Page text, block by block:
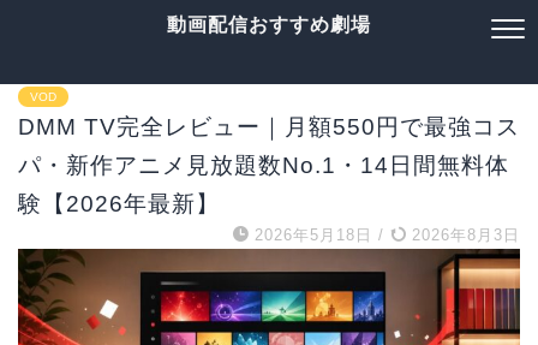
動画配信おすすめ劇場
VOD
DMM TV完全レビュー｜月額550円で最強コス
パ・新作アニメ見放題数No.1・14日間無料体
験【2026年最新】
2026年5月18日 / 2026年8月3日